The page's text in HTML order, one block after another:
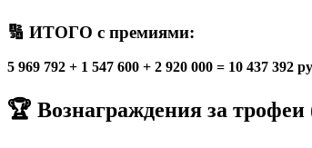
🔢 ИТОГО с премиями:
5 969 792 + 1 547 600 + 2 920 000 = 10 437 392
🏆 Вознаграждения за трофеи